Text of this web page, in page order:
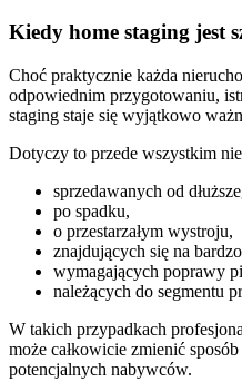
Kiedy home staging jest
Choć praktycznie każda
odpowiednim przygotowaniu,
staging staje się wyjątkowo
Dotyczy to przede wszystkim
sprzedawanych od
po spadku,
o przestarzałym wystroju,
znajdujących się na
wymagających poprawy
należących do segmentu
W takich przypadkach
może całkowicie zmienić
potencjalnych nabywców.